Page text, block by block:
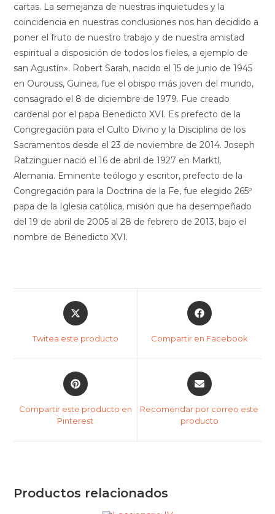
cartas. La semejanza de nuestras inquietudes y la
coincidencia en nuestras conclusiones nos han decidido a
poner el fruto de nuestro trabajo y de nuestra amistad
espiritual a disposición de todos los fieles, a ejemplo de
san Agustín». Robert Sarah, nacido el 15 de junio de 1945
en Ourouss, Guinea, fue el obispo más joven del mundo,
consagrado el 8 de diciembre de 1979. Fue creado
cardenal por el papa Benedicto XVI. Es prefecto de la
Congregación para el Culto Divino y la Disciplina de los
Sacramentos desde el 23 de noviembre de 2014. Joseph
Ratzinguer nació el 16 de abril de 1927 en Marktl,
Alemania. Eminente teólogo y escritor, prefecto de la
Congregación para la Doctrina de la Fe, fue elegido 265º
papa de la Iglesia católica, misión que ha desempeñado
del 19 de abril de 2005 al 28 de febrero de 2013, bajo el
nombre de Benedicto XVI.
Twitea este producto Compartir en Facebook
Compartir este producto en
Pinterest
Recomendar por correo este
producto
Productos relacionados